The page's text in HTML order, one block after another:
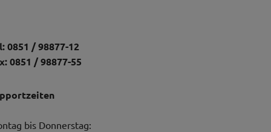
0851 / 98877-12
0851 / 98877-55
bis Donnerstag: